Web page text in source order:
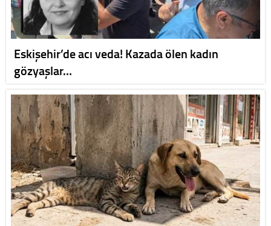
Eskişehir’de acı veda! Kazada ölen kadın
gözyaşlar…